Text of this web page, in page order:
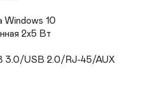
Windows 10
2х5 Вт
3.0/USB 2.0/RJ-45/AUX